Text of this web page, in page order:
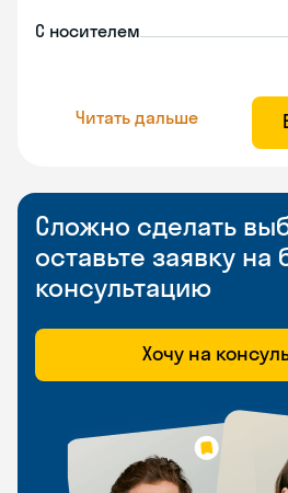
С носителем
Читать дальше
Сложно сделать
оставьте заявку
консультацию
Хочу на